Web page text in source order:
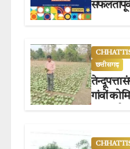
छत्तीसगढ़
तेन्दूपत्ता
गांवों को